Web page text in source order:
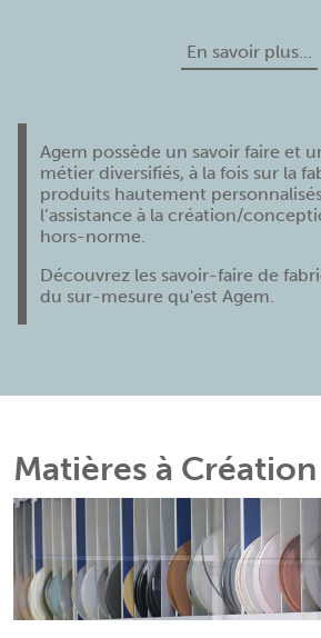
En savoir plus...
Agem possède un savoir faire et
métier diversifiés, à la fois sur la
produits hautement
l’assistance à la création/
hors-norme.
Découvrez les savoir-faire de
du sur-mesure qu'est Agem.
Matières à Création